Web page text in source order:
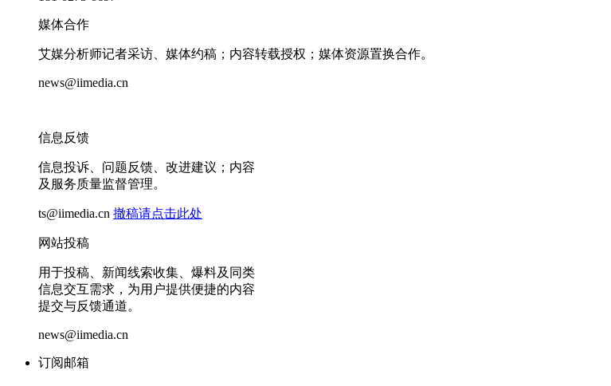
媒体合作
艾媒分析师记者采访、媒体约稿；内容转载授权；媒体资源置换合作。
news@iimedia.cn
信息反馈
信息投诉、问题反馈、改进建议；内容
及服务质量监督管理。
ts@iimedia.cn 撤稿请点击此处
网站投稿
用于投稿、新闻线索收集、爆料及同类
信息交互需求，为用户提供便捷的内容
提交与反馈通道。
news@iimedia.cn
订阅邮箱